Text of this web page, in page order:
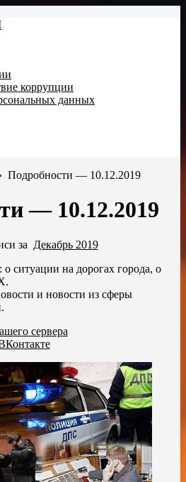
коррупции
данных
Подробности — 10.12.2019
— 10.12.2019
за Декабрь 2019
ситуации на дорогах города, о
и новости из сферы
сервера